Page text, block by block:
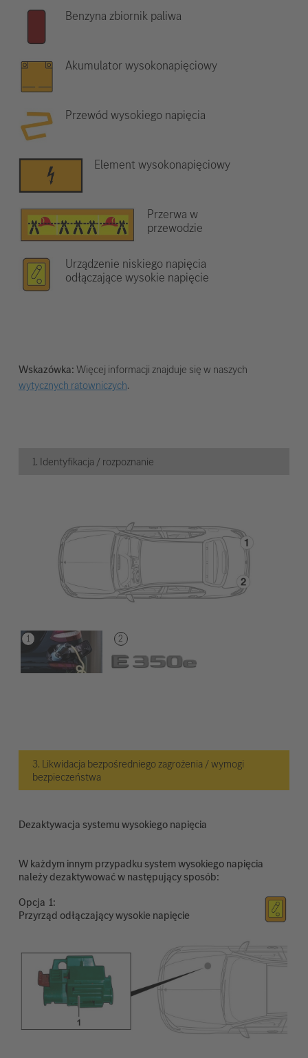
Benzyna zbiornik paliwa
Akumulator wysokonapięciowy
Przewód wysokiego napięcia
Element wysokonapięciowy
Przerwa w
przewodzie
Urządzenie niskiego napięcia
odłączające wysokie napięcie
Wskazówka:Więcej informacji znajduje się w naszych
wytycznych ratowniczych.
1. Identyfikacja / rozpoznanie
3. Likwidacja bezpośredniego zagrożenia / wymogi
bezpieczeństwa
Dezaktywacja systemu wysokiego napięcia
W każdym innym przypadku system wysokiego napięcia
należy dezaktywować w następujący sposób:
Opcja
Przyrząd odłączający wysokie napięcie